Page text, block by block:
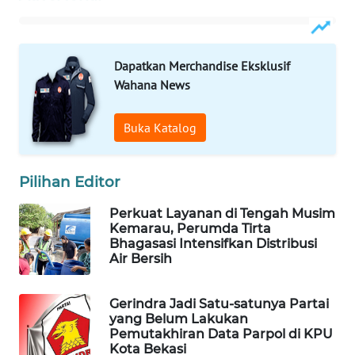
Dapatkan Merchandise Eksklusif
Wahana News
Buka Katalog
Pilihan Editor
Perkuat Layanan di Tengah Musim
Kemarau, Perumda Tirta
Bhagasasi Intensifkan Distribusi
Air Bersih
Gerindra Jadi Satu-satunya Partai
yang Belum Lakukan
Pemutakhiran Data Parpol di KPU
Kota Bekasi
MAWAKA
MARTABAT
NET
WATCH
MKLI
LPKKI
LKKI
KOPEKLIN